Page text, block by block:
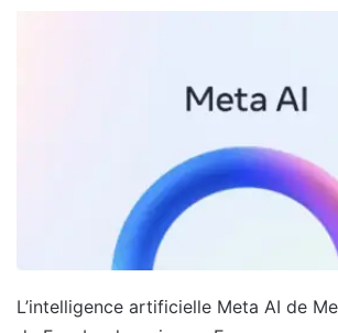
L’intelligence artificielle Meta AI de